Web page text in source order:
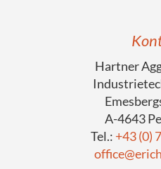
Hartner
A-4643
Tel.: +43 (0)